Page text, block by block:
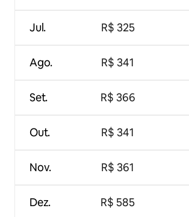
Jul.
Ago.
Set.
Out.
Nov.
Dez.
R$ 325
R$ 341
R$ 366
R$ 341
R$ 361
R$ 585